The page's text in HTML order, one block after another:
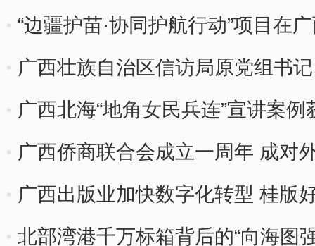
“边疆护苗·协同护航行动”项目在
广西壮族自治区信访局原党组书
广西北海“地角女民兵连”宣讲案
广西侨商联合会成立一周年 成对
广西出版业加快数字化转型 桂版
北部湾港千万标箱背后的“向海图